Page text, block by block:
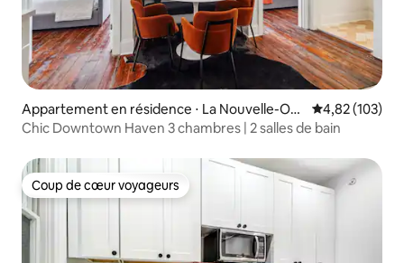
Appartement en résidence ⋅ La Nouvelle-Orl
éans
Évaluation
4,82 (103)
Chic Downtown Haven 3 chambres | 2 salles de bain
Coup de cœur voyageurs
Coup de cœur voyageurs